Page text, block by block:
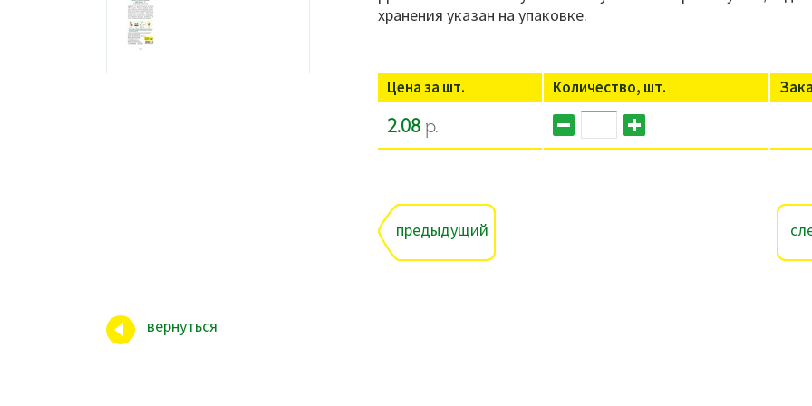
хранения указан на упаковке.
Цена за шт. Количество, шт.
2.08 р.
предыдущий
вернуться